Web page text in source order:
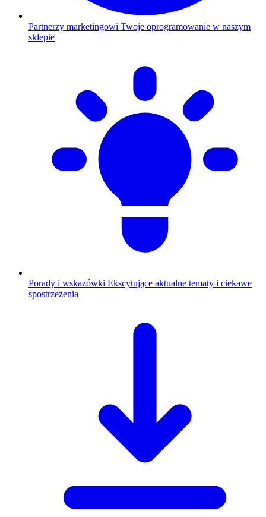
Partnerzy marketingowi Twoje oprogramowanie w naszym
sklepie
Porady i wskazówki Ekscytujące aktualne tematy i ciekawe
spostrzeżenia